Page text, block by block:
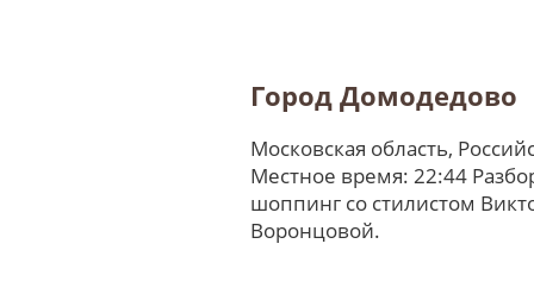
Город Домодедово
Московская область,
Местное время: 22:44
шоппинг со стилистом
Воронцовой.